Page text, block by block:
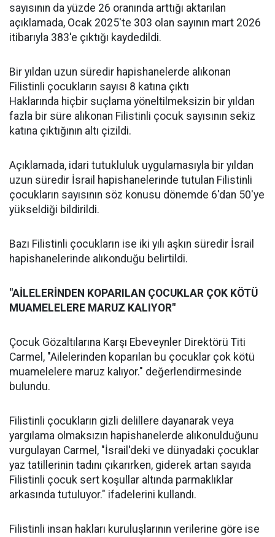
sayısının da yüzde 26 oranında arttığı aktarılan
açıklamada, Ocak 2025'te 303 olan sayının mart 2026
itibarıyla 383'e çıktığı kaydedildi.
Bir yıldan uzun süredir hapishanelerde alıkonan
Filistinli çocukların sayısı 8 katına çıktı
Haklarında hiçbir suçlama yöneltilmeksizin bir yıldan
fazla bir süre alıkonan Filistinli çocuk sayısının sekiz
katına çıktığının altı çizildi.
Açıklamada, idari tutukluluk uygulamasıyla bir yıldan
uzun süredir İsrail hapishanelerinde tutulan Filistinli
çocukların sayısının söz konusu dönemde 6'dan 50'ye
yükseldiği bildirildi.
Bazı Filistinli çocukların ise iki yılı aşkın süredir İsrail
hapishanelerinde alıkonduğu belirtildi.
"AİLELERİNDEN KOPARILAN ÇOCUKLAR ÇOK KÖTÜ
MUAMELELERE MARUZ KALIYOR"
Çocuk Gözaltılarına Karşı Ebeveynler Direktörü Titi
Carmel, "Ailelerinden koparılan bu çocuklar çok kötü
muamelelere maruz kalıyor." değerlendirmesinde
bulundu.
Filistinli çocukların gizli delillere dayanarak veya
yargılama olmaksızın hapishanelerde alıkonulduğunu
vurgulayan Carmel, "İsrail'deki ve dünyadaki çocuklar
yaz tatillerinin tadını çıkarırken, giderek artan sayıda
Filistinli çocuk sert koşullar altında parmaklıklar
arkasında tutuluyor." ifadelerini kullandı.
Filistinli insan hakları kuruluşlarının verilerine göre ise